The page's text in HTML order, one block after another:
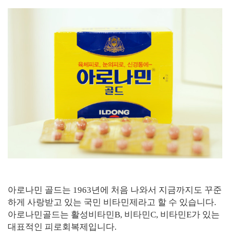
아로나민 골드는 1963년에 처음 나와서 지금까지도 꾸준
하게 사랑받고 있는 국민 비타민제라고 할 수 있습니다.
아로나민골드는 활성비타민B, 비타민C, 비타민E가 있는
대표적인 피로회복제입니다.